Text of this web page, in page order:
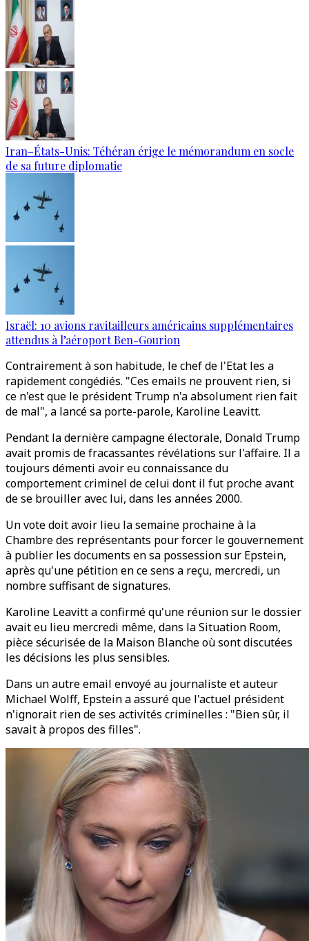
Iran–États-Unis: Téhéran érige le mémorandum en socle
de sa future diplomatie
Israël: 10 avions ravitailleurs américains supplémentaires
attendus à l’aéroport Ben-Gourion
Contrairement à son habitude, le chef de l'Etat les a
rapidement congédiés. "Ces emails ne prouvent rien, si
ce n'est que le président Trump n'a absolument rien fait
de mal", a lancé sa porte-parole, Karoline Leavitt.
Pendant la dernière campagne électorale, Donald Trump
avait promis de fracassantes révélations sur l'affaire. Il a
toujours démenti avoir eu connaissance du
comportement criminel de celui dont il fut proche avant
de se brouiller avec lui, dans les années 2000.
Un vote doit avoir lieu la semaine prochaine à la
Chambre des représentants pour forcer le gouvernement
à publier les documents en sa possession sur Epstein,
après qu'une pétition en ce sens a reçu, mercredi, un
nombre suffisant de signatures.
Karoline Leavitt a confirmé qu'une réunion sur le dossier
avait eu lieu mercredi même, dans la Situation Room,
pièce sécurisée de la Maison Blanche où sont discutées
les décisions les plus sensibles.
Dans un autre email envoyé au journaliste et auteur
Michael Wolff, Epstein a assuré que l'actuel président
n'ignorait rien de ses activités criminelles : "Bien sûr, il
savait à propos des filles".